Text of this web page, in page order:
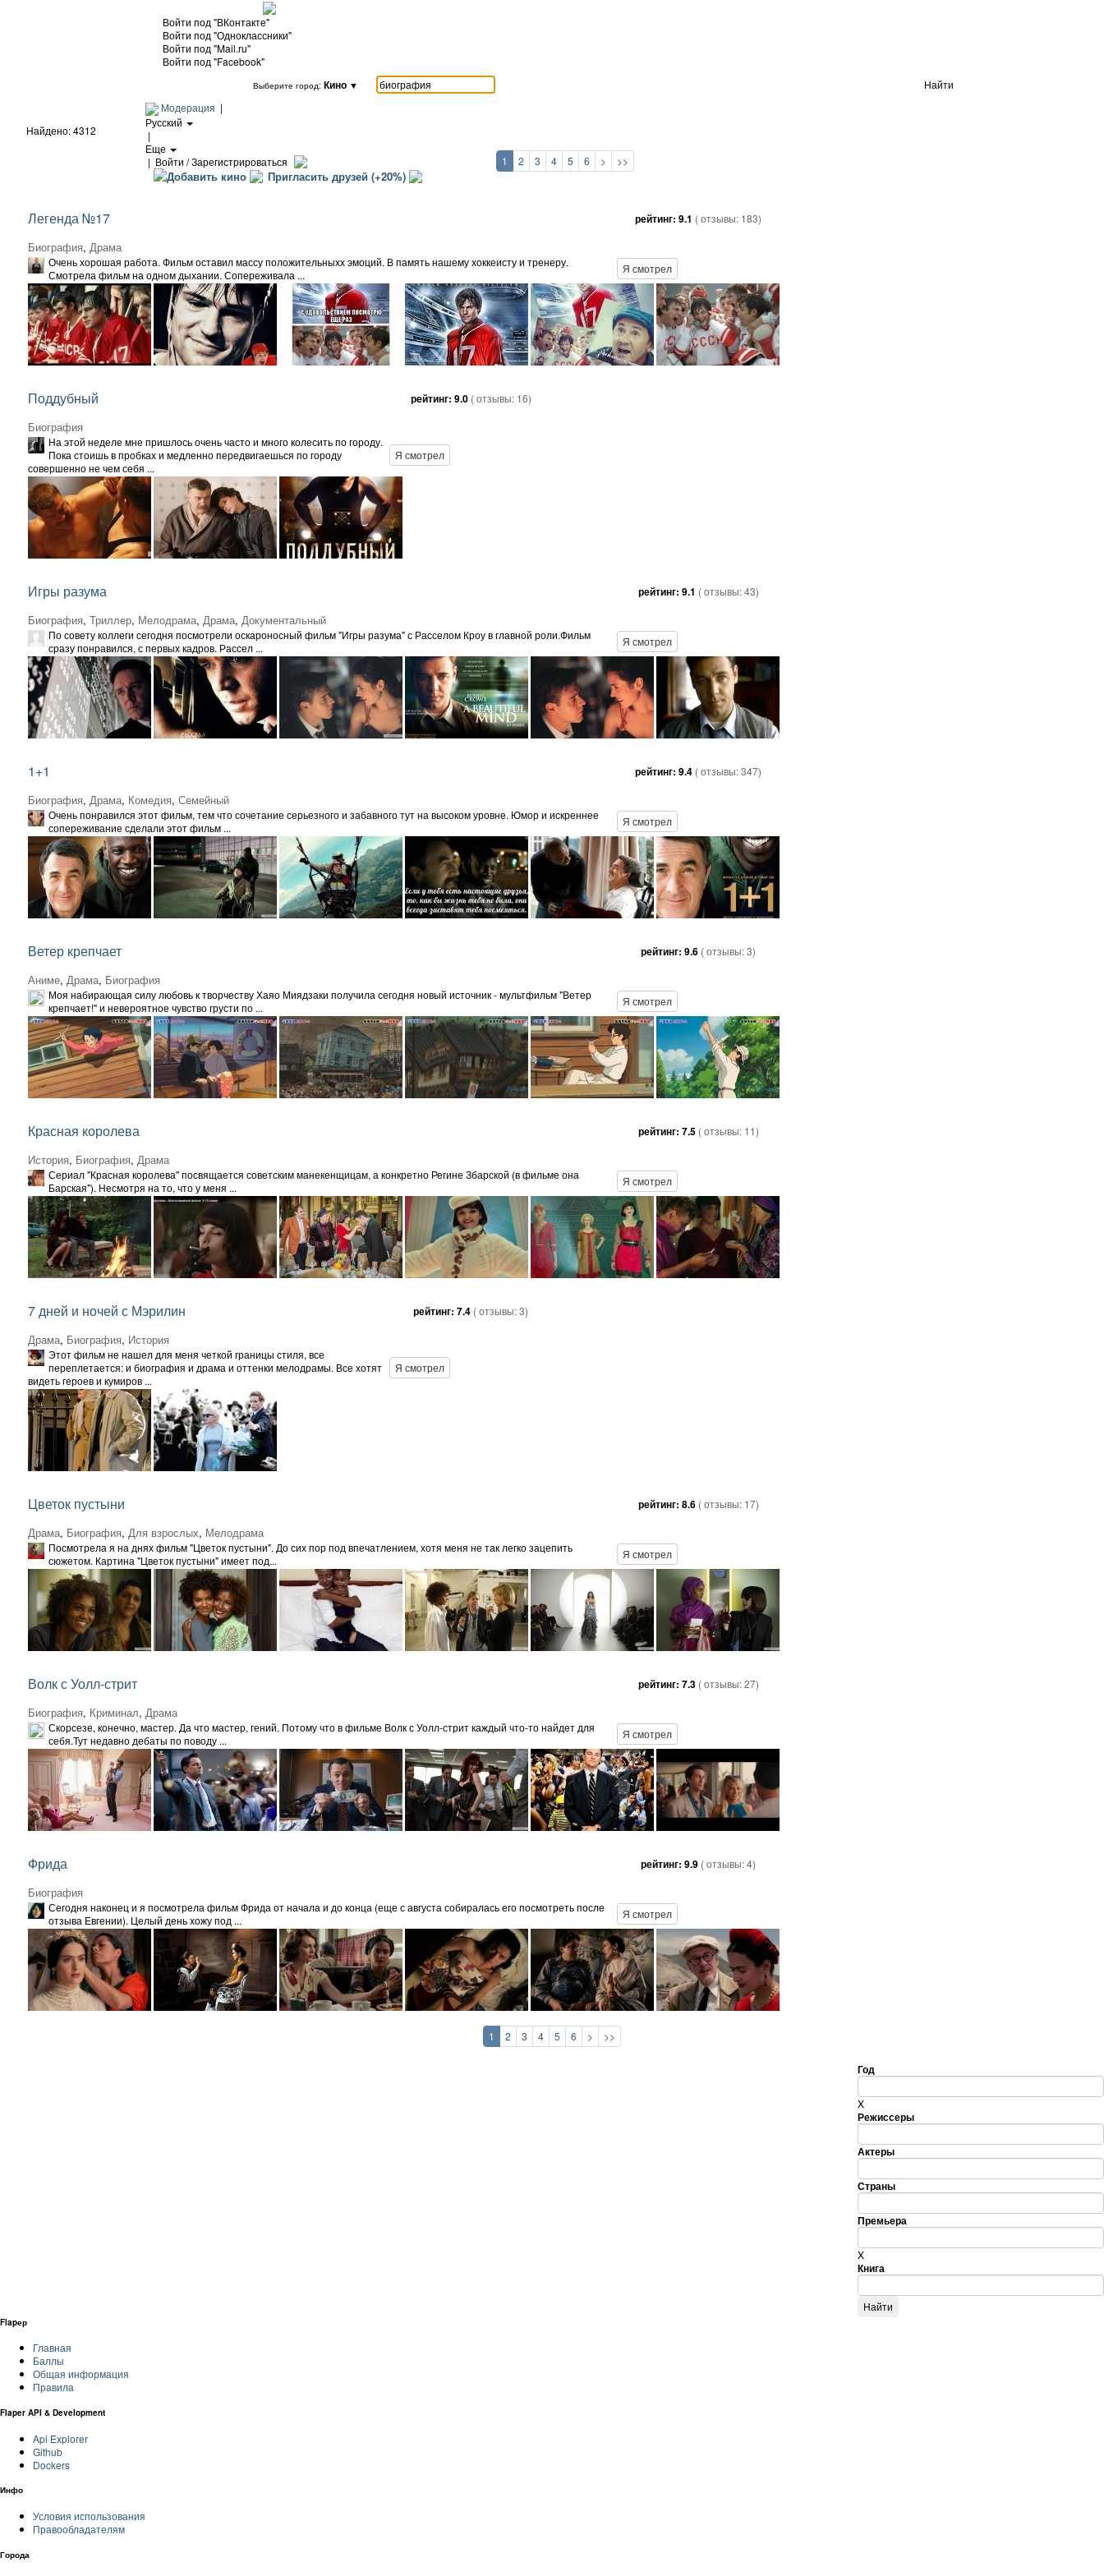
Войти под "ВКонтакте"
Войти под "Одноклассники"
Войти под "Mail.ru"
Войти под "Facebook"
Выберите город: Кино ▼
Найти
Модерация |
Русский
|
Еще
| Войти / Зарегистрироваться
Добавить кино Пригласить друзей (+20%)
Найдено: 4312
1 2 3 4 5 6 > >>
Легенда №17
Биография, Драма
рейтинг: 9.1 ( отзывы: 183)
Очень хорошая работа. Фильм оставил массу положительныхх эмоций. В память нашему хоккеисту и тренеру.
Смотрела фильм на одном дыхании. Сопереживала ...
Я смотрел
Поддубный
Биография
рейтинг: 9.0 ( отзывы: 16)
На этой неделе мне пришлось очень часто и много колесить по городу.
Пока стоишь в пробках и медленно передвигаешься по городу
совершенно не чем себя ...
Я смотрел
Игры разума
Биография, Триллер, Мелодрама, Драма, Документальный
рейтинг: 9.1 ( отзывы:43)
По совету коллеги сегодня посмотрели оскароносный фильм "Игры разума" с Расселом Кроу в главной роли.Фильм
сразу понравился, с первых кадров. Рассел ...
Я смотрел
1+1
Биография, Драма, Комедия, Семейный
рейтинг: 9.4 ( отзывы:347)
Очень понравился этот фильм, тем что сочетание серьезного и забавного тут на высоком уровне. Юмор и искреннее
сопереживание сделали этот фильм ...
Я смотрел
Ветер крепчает
Аниме, Драма, Биография
рейтинг: 9.6 ( отзывы:3)
Моя набирающая силу любовь к творчеству Хаяо Миядзаки получила сегодня новый источник - мультфильм "Ветер
крепчает!" и невероятное чувство грусти по ...
Я смотрел
Красная королева
История, Биография, Драма
рейтинг: 7.5 ( отзывы: 11)
Сериал "Красная королева" посвящается советским манекенщицам, а конкретно Регине Збарской (в фильме она
Барская"). Несмотря на то, что у меня ...
Я смотрел
7 дней и ночей с Мэрилин
Драма, Биография, История
рейтинг: 7.4 ( отзывы:3)
Этот фильм не нашел для меня четкой границы стиля, все
переплетается: и биография и драма и оттенки мелодрамы. Все хотят
видеть героев и кумиров ...
Я смотрел
Цветок пустыни
Драма, Биография, Для взрослых, Мелодрама
рейтинг: 8.6 ( отзывы: 17)
Посмотрела я на днях фильм "Цветок пустыни". До сих пор под впечатлением, хотя меня не так легко зацепить
сюжетом. Картина "Цветок пустыни" имеет под...
Я смотрел
Волк с Уолл-стрит
Биография, Криминал, Драма
рейтинг: 7.3 ( отзывы:27)
Скорсезе, конечно, мастер. Да что мастер, гений. Потому что в фильме Волк с Уолл-стрит каждый что-то найдет для
себя.Тут недавно дебаты по поводу ...
Я смотрел
Фрида
Биография
рейтинг: 9.9 ( отзывы:4)
Сегодня наконец и я посмотрела фильм Фрида от начала и до конца (еще с августа собиралась его посмотреть после
отзыва Евгении). Целый день хожу под ...
Я смотрел
1 2 3 4 5 6 > >>
Год
X
Режиссеры
Актеры
Страны
Премьера
X
Книга
Flapер
Главная
Баллы
Общая информация
Правила
Flaper API & Development
Api Explorer
Github
Dockers
Инфо
Условия использования
Правообладателям
Города